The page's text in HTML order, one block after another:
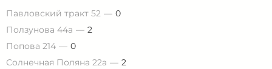
Павловский тракт 52
0
Ползунова 44а
2
Попова 214
0
Солнечная Поляна 22а
2